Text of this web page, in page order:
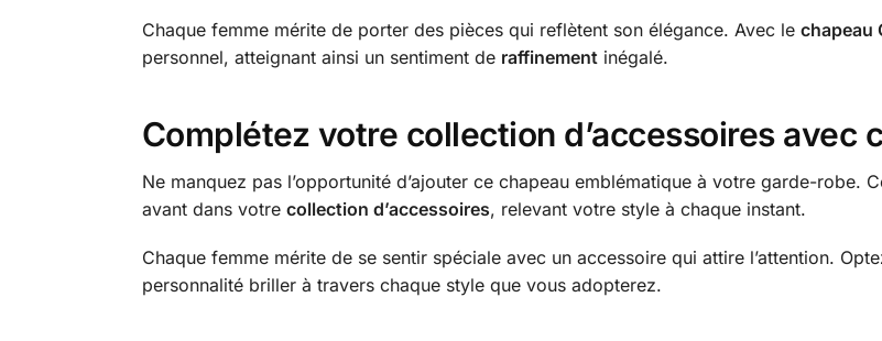
Chaque femme mérite de porter des pièces qui reflètent son élégance. Avec le chapeau
personnel, atteignant ainsi un sentiment de raffinementinégalé.
Complétez votre collection d’accessoires avec
Ne manquez pas l’opportunité d’ajouter ce chapeau emblématique à votre garde-robe.
avant dans votre collection d’accessoires, relevant votre style à chaque instant.
Chaque femme mérite de se sentir spéciale avec un accessoire qui attire l’attention.
personnalité briller à travers chaque style que vous adopterez.